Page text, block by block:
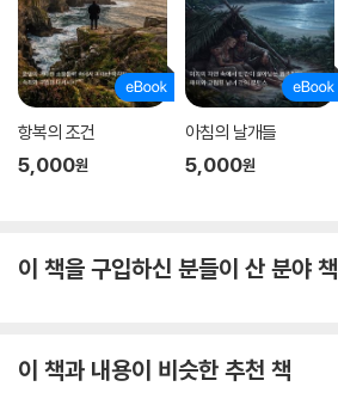
항복의 조건
5,000원
아침의 날개들
5,000원
이 책을 구입하신 분들이 산 분야 책
이 책과 내용이 비슷한 추천 책